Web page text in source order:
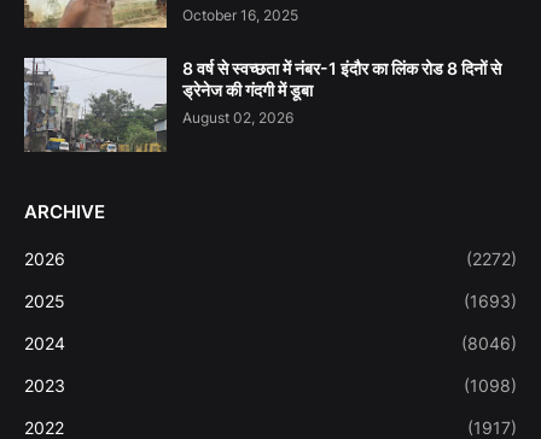
October 16, 2025
8 वर्ष से स्वच्छता में नंबर-1 इंदौर का लिंक रोड 8 दिनों से
ड्रेनेज की गंदगी में डूबा
August 02, 2026
ARCHIVE
2026 (2272)
2025 (1693)
2024 (8046)
2023 (1098)
2022 (1917)